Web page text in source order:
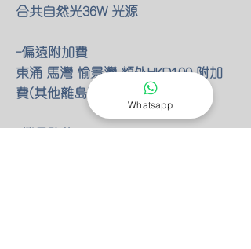
合共自然光36W 光源
-偏遠附加費
東涌 馬灣 愉景灣 額外HKD100 附加
費(其他離島暫不提供服務)
-燈具改位
Whatsapp